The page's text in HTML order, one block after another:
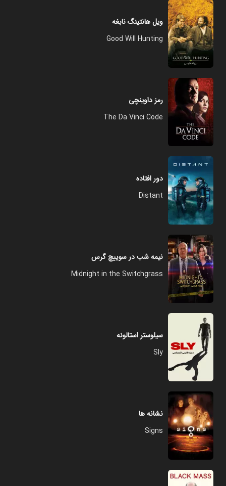
ویل هانتینگ نابغه
Good Will Hunting
رمز داوینچی
The Da Vinci Code
دور افتاده
Distant
نیمه شب در سوییچ گرس
Midnight in the Switchgrass
سیلوستر استالونه
Sly
نشانه ها
Signs